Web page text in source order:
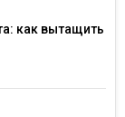
как вытащить